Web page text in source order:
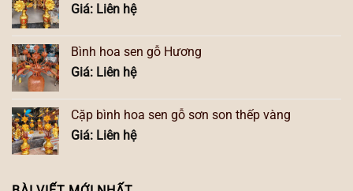
Giá: Liên hệ
Bình hoa sen gỗ Hương
Giá: Liên hệ
Cặp bình hoa sen gỗ sơn son thếp vàng
Giá: Liên hệ